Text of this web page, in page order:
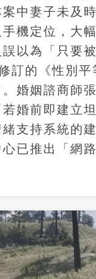
中妻子未及
機定位，大
以為「只要
訂的《性別平
婚姻諮商師
婚前即建立
支持系統的
已推出「網